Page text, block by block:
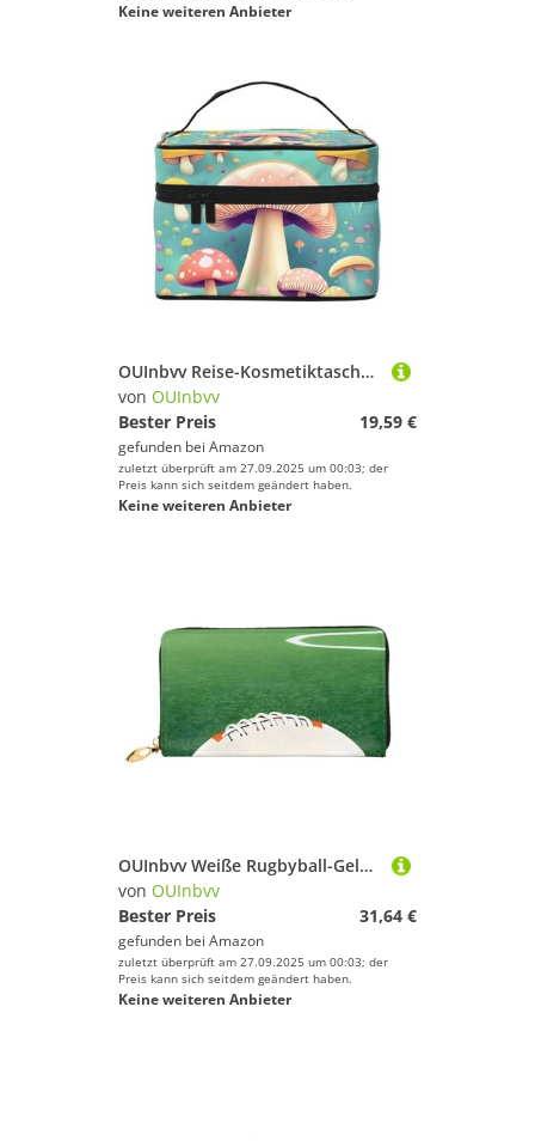
Keine weiteren Anbieter
OUInbvv Reise-Kosmetiktasche mit kleinen Pilzen und mehreren Taschen, großes Fassungsvermögen, Polyester-Twill-Tasche für Fitnessstudio, Camping und Geschäftsreisen
von OUInbvv
Bester Preis
19,59 €
gefunden bei Amazon
zuletzt überprüft am 27.09.2025 um 00:03; der
Preis kann sich seitdem geändert haben.
Keine weiteren Anbieter
OUInbvv Weiße Rugbyball-Geldbörse mit Metall-Reißverschluss, Passbuch und Scheckhalter, weiches, leichtes Design, Fächer
von OUInbvv
Bester Preis
31,64 €
gefunden bei Amazon
zuletzt überprüft am 27.09.2025 um 00:03; der
Preis kann sich seitdem geändert haben.
Keine weiteren Anbieter